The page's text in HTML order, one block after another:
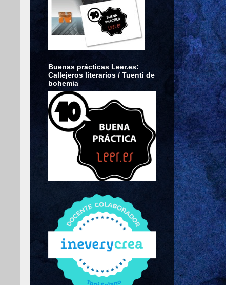
Buenas prácticas Leer.es:
Callejeros literarios / Tuenti de
bohemia